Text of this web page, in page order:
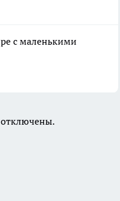
с маленькими